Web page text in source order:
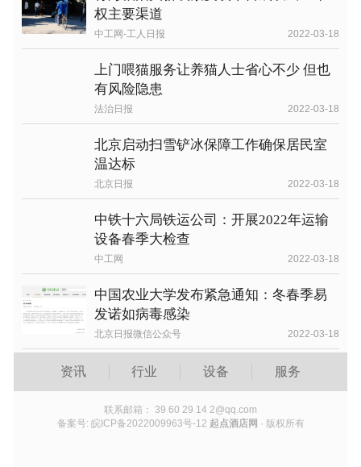
权主要渠道
中工网-工人日报 2022-03-18
上门喂猫服务让养猫人士省心不少 但也
有风险隐患
法治日报 2022-03-18
北京启动扫雪铲冰保障工作确保居民室
温达标
北京日报 2022-03-18
中铁十六局铁运公司：开展2022年运输
设备春季大检查
中工网 2022-03-18
中国农业大学发布紧急通知：冬春季易
发诺如病毒感染
北京日报微信公众号 2022-03-18
资讯 行业 设备 服务
联系邮箱： 39 60 29 14 2@qq.com
备案号: 皖ICP备2022009963号-12 起点酒店网 · 版权所有